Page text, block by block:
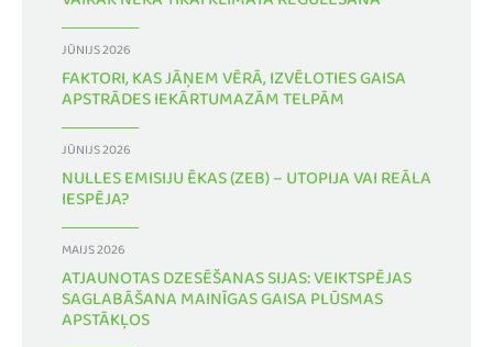
JŪNIJS 2026
FAKTORI, KAS JĀŅEM VĒRĀ, IZVĒLOTIES GAISA
APSTRĀDES IEKĀRTUMAZĀM TELPĀM
JŪNIJS 2026
NULLES EMISIJU ĒKAS (ZEB) – UTOPIJA VAI REĀLA
IESPĒJA?
MAIJS 2026
ATJAUNOTAS DZESĒŠANAS SIJAS: VEIKTSPĒJAS
SAGLABĀŠANA MAINĪGAS GAISA PLŪSMAS
APSTĀKĻOS